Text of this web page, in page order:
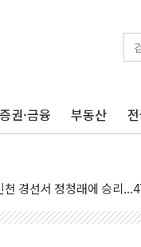
증권·금융 부동산
항 '산사태 주의보'...경
'0.86%p' 차 재역전 성
천 경선서 정청래에 승리
후보